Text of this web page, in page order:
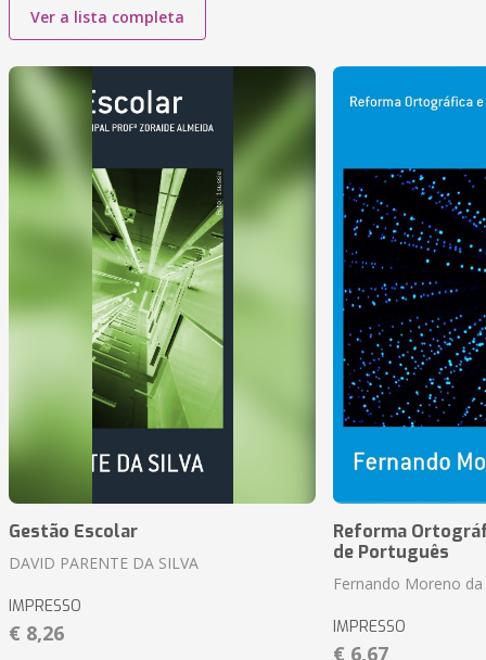
Ver a lista completa
Gestão Escolar
DAVID PARENTE DA SILVA
IMPRESSO
€ 8,26
Reforma
de Português
Fernando Moreno da
IMPRESSO
€ 6,67